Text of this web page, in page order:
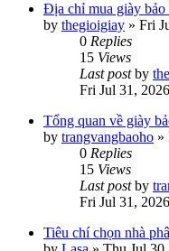
Địa chỉ mua giày
by thegioigiay » Fri
0 Replies
15 Views
Last postby
Fri Jul 31,
Tổng quan về giày
by trangvangbaoho »
0 Replies
15 Views
Last postby
Fri Jul 31,
Tiêu chí chọn nhà